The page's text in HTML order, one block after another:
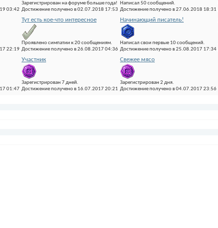
03:42
Зарегистрирован на форуме больше года!
Достижение получено в 02.07.2018 17:53
Написал 50 сообщений.
Достижение получено в 27.06.2018 18:31
22:19
Тут есть кое-что интересное
Проявлено симпатии к 20 сообщениям.
Достижение получено в 26.08.2017 04:36
Начинающий писатель!
Написал свои первые 10 сообщений.
Достижение получено в 25.08.2017 17:34
01:47
Участник
Зарегистрирован 7 дней.
Достижение получено в 16.07.2017 20:21
Свежее мясо
Зарегистрирован 2 дня.
Достижение получено в 04.07.2017 23:56